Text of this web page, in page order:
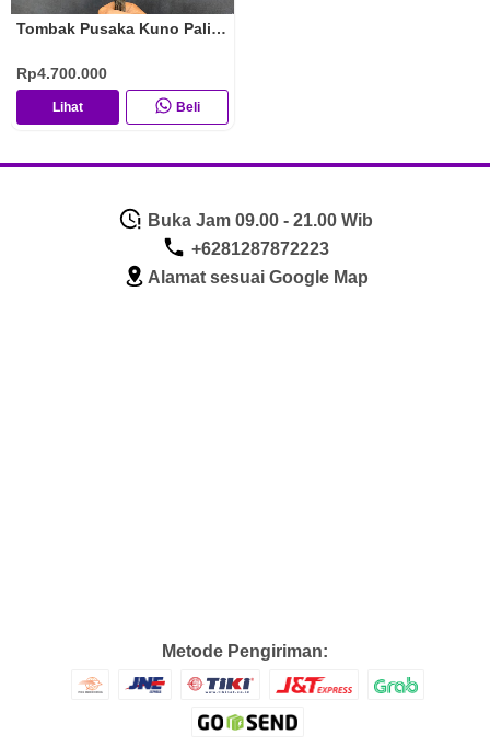
Tombak Pusaka Kuno Paling Langka
Rp4.700.000
Lihat Beli
Buka Jam 09.00 - 21.00 Wib
+6281287872223
Alamat sesuai Google Map
Metode Pengiriman: